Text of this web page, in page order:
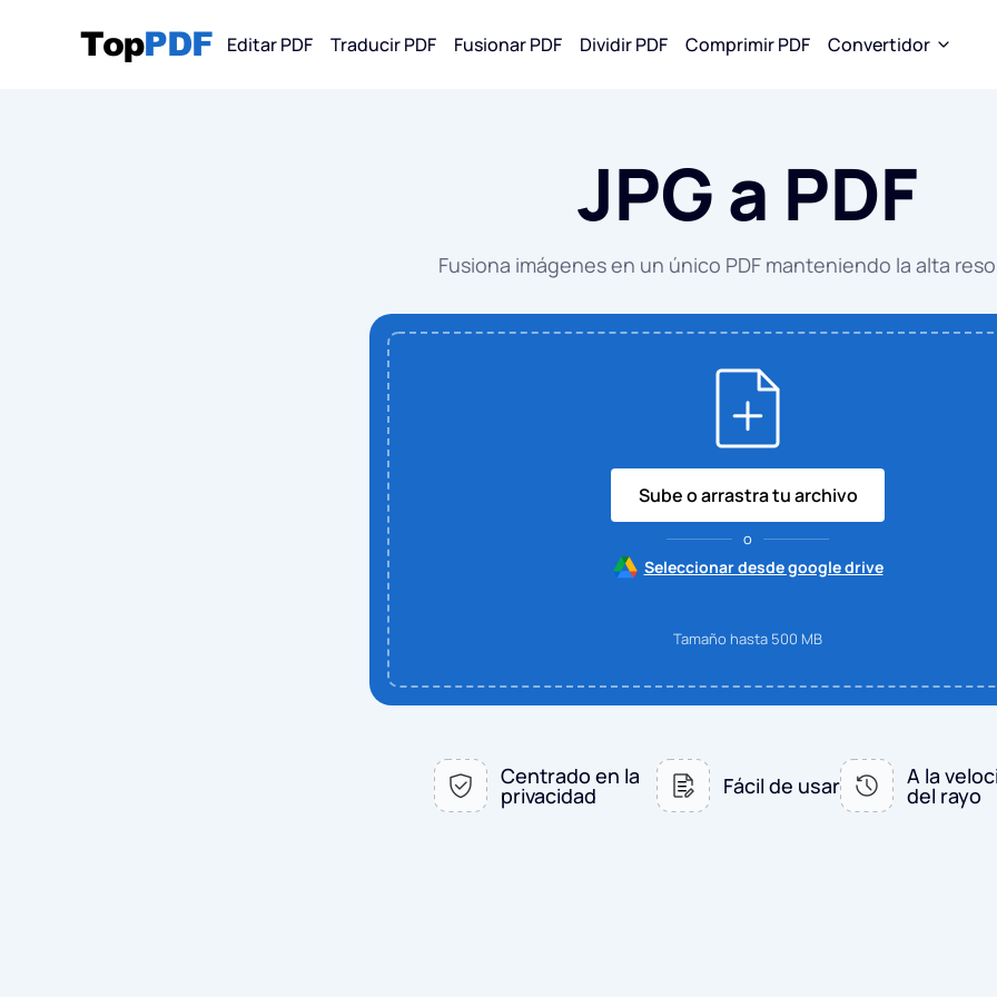
Editar PDF Traducir PDF Fusionar PDF Dividir PDF Comprimir PDF Convertidor
Word a PDF
EPUB a PDF
PALABRA a
JPG a PDF
Fusiona imágenes en un único PDF manteniendo la alta
Sube o arrastra tu archivo
o
Seleccionar desde google drive
Tamaño hasta 500 MB
Centrado en la
privacidad Fácil de usar A la
del rayo